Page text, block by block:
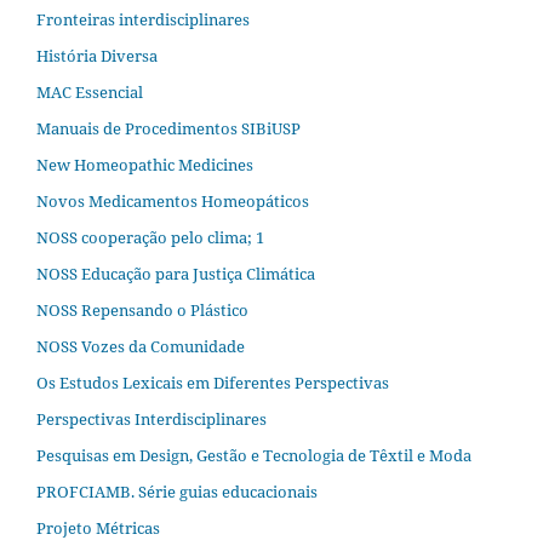
Fronteiras interdisciplinares
História Diversa
MAC Essencial
Manuais de Procedimentos SIBiUSP
New Homeopathic Medicines
Novos Medicamentos Homeopáticos
NOSS cooperação pelo clima; 1
NOSS Educação para Justiça Climática
NOSS Repensando o Plástico
NOSS Vozes da Comunidade
Os Estudos Lexicais em Diferentes Perspectivas
Perspectivas Interdisciplinares
Pesquisas em Design, Gestão e Tecnologia de Têxtil e Moda
PROFCIAMB. Série guias educacionais
Projeto Métricas